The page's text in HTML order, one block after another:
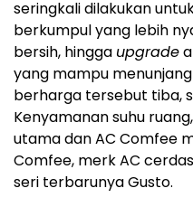
seringkali dilakukan
berkumpul yang lebih
bersih, hingga upgrade
yang mampu
berharga tersebut tiba,
Kenyamanan suhu
utama dan AC Comfee
Comfee, merk AC
seri terbarunya Gusto.